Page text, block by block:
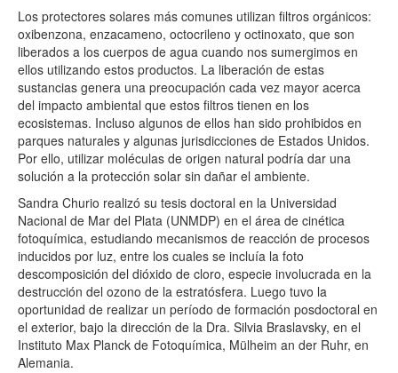
Los protectores solares más comunes utilizan filtros orgánicos:
oxibenzona, enzacameno, octocrileno y octinoxato, que son
liberados a los cuerpos de agua cuando nos sumergimos en
ellos utilizando estos productos. La liberación de estas
sustancias genera una preocupación cada vez mayor acerca
del impacto ambiental que estos filtros tienen en los
ecosistemas. Incluso algunos de ellos han sido prohibidos en
parques naturales y algunas jurisdicciones de Estados Unidos.
Por ello, utilizar moléculas de origen natural podría dar una
solución a la protección solar sin dañar el ambiente.
Sandra Churio realizó su tesis doctoral en la Universidad
Nacional de Mar del Plata (UNMDP) en el área de cinética
fotoquímica, estudiando mecanismos de reacción de procesos
inducidos por luz, entre los cuales se incluía la foto
descomposición del dióxido de cloro, especie involucrada en la
destrucción del ozono de la estratósfera. Luego tuvo la
oportunidad de realizar un período de formación posdoctoral en
el exterior, bajo la dirección de la Dra. Silvia Braslavsky, en el
Instituto Max Planck de Fotoquímica, Mülheim an der Ruhr, en
Alemania.